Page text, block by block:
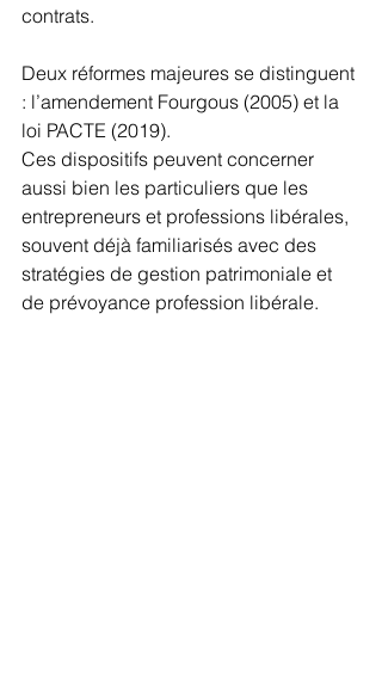
contrats.
Deux réformes majeures se distinguent
: l’amendement Fourgous (2005) et la
loi PACTE (2019).
Ces dispositifs peuvent concerner
aussi bien les particuliers que les
entrepreneurs et professions libérales,
souvent déjà familiarisés avec des
stratégies de gestion patrimoniale et
de prévoyance profession libérale.